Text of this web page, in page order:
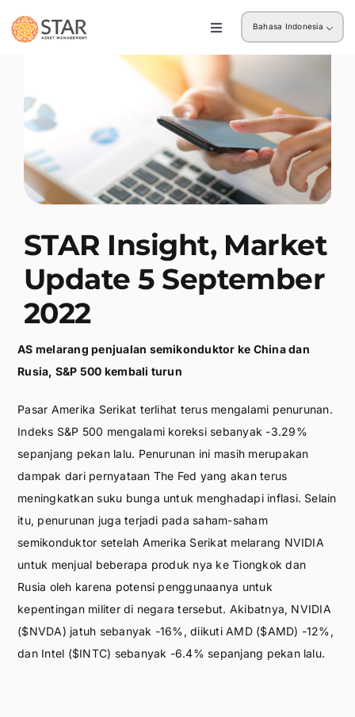
to
Toggle
Institusi
Bahasa Indonesia
STAR Insight, Market
Update 5 September
2022
AS melarang penjualan semikonduktor ke China dan
Rusia, S&P 500 kembali turun
Pasar Amerika Serikat terlihat terus mengalami penurunan.
Indeks S&P 500 mengalami koreksi sebanyak -3.29%
sepanjang pekan lalu. Penurunan ini masih merupakan
dampak dari pernyataan The Fed yang akan terus
meningkatkan suku bunga untuk menghadapi inflasi. Selain
itu, penurunan juga terjadi pada saham-saham
semikonduktor setelah Amerika Serikat melarang NVIDIA
untuk menjual beberapa produk nya ke Tiongkok dan
Rusia oleh karena potensi penggunaanya untuk
kepentingan militer di negara tersebut. Akibatnya, NVIDIA
($NVDA) jatuh sebanyak -16%, diikuti AMD ($AMD) -12%,
dan Intel ($INTC) sebanyak -6.4% sepanjang pekan lalu.